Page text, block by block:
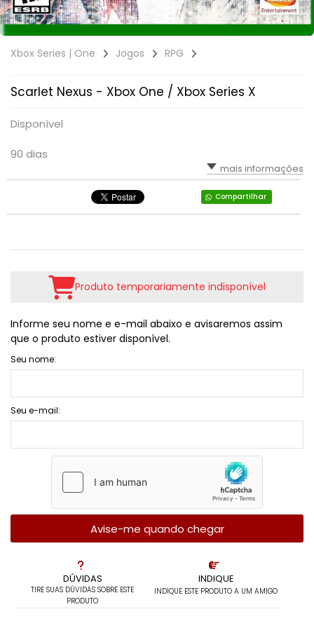
TIRO: 1ª PESSOA: FPS
TIRO: 3ª PESSOA
LUTA
PLATAFORMA
TIRO; 3ª PESSOA
VOLANTE
RPG
SIMULADOR
Xbox Series | One Jogos RPG
Scarlet Nexus - Xbox One / Xbox Series X
Disponível
90 dias
mais informações
Compartilhar
DÚVIDAS
TIRE SUAS DÚVIDAS SOBRE ESTE
PRODUTO
INDIQUE
INDIQUE ESTE PRODUTO A UM AMIGO
Produto temporariamente indisponível
Informe seu nome e e-mail abaixo e avisaremos assim
que o produto estiver disponível.
Seu nome:
Seu e-mail:
Avise-me quando chegar